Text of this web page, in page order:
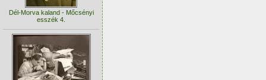
Dél-Morva kaland - Mőcsényi
esszék 4.